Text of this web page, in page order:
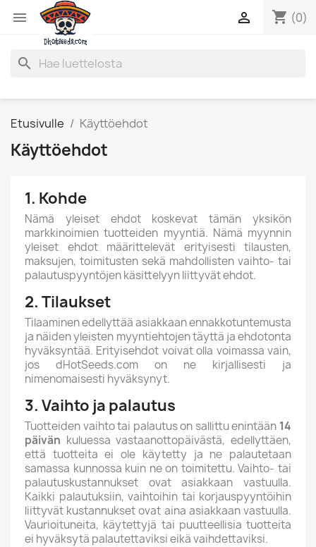
 shopping_cart (0)

search
Etusivulle Käyttöehdot
Käyttöehdot
1. Kohde
Nämä yleiset ehdot koskevat tämän yksikön
markkinoimien tuotteiden myyntiä. Nämä myynnin
yleiset ehdot määrittelevät erityisesti tilausten,
maksujen, toimitusten sekä mahdollisten vaihto- tai
palautuspyyntöjen käsittelyyn liittyvät ehdot.
2. Tilaukset
Tilaaminen edellyttää asiakkaan ennakkotuntemusta
ja näiden yleisten myyntiehtojen täyttä ja ehdotonta
hyväksyntää. Erityisehdot voivat olla voimassa vain,
jos dHotSeeds.com on ne kirjallisesti ja
nimenomaisesti hyväksynyt.
3. Vaihto ja palautus
Tuotteiden vaihto tai palautus on sallittu enintään 14
päivän kuluessa vastaanottopäivästä, edellyttäen,
että tuotteita ei ole käytetty ja ne palautetaan
samassa kunnossa kuin ne on toimitettu. Vaihto- tai
palautuskustannukset ovat asiakkaan vastuulla.
Kaikki palautuksiin, vaihtoihin tai korjauspyyntöihin
liittyvät kustannukset ovat aina asiakkaan vastuulla.
Vaurioituneita, käytettyjä tai puutteellisia tuotteita
ei hyväksytä palautettaviksi eikä vaihdettaviksi.